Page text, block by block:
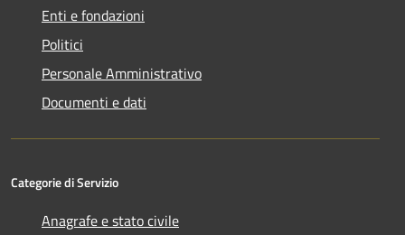
Enti e fondazioni
Politici
Personale Amministrativo
Documenti e dati
Categorie di Servizio
Anagrafe e stato civile